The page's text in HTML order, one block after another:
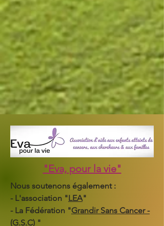
"Eva, pour la vie"
Nous soutenons également :
- L'association "LEA"
- La Fédération "Grandir Sans Cancer -
(G.S.C) "